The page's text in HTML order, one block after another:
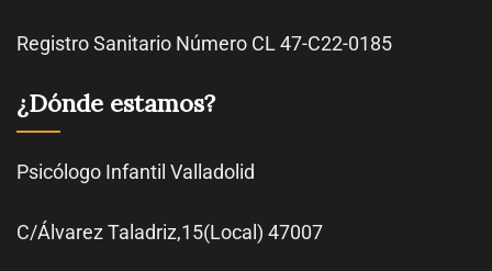
Registro Sanitario Número CL 47-C22-0185
¿Dónde estamos?
Psicólogo Infantil Valladolid
C/Álvarez Taladriz,15(Local) 47007